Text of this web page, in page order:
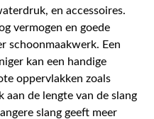
en accessoires.
vermogen en goede
schoonmaakwerk. Een
kan een handige
oppervlakken zoals
de lengte van de slang
slang geeft meer